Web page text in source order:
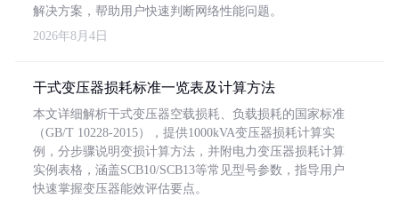
解决方案，帮助用户快速判断网络性能问题。
2026年8月4日
干式变压器损耗标准一览表及计算方法
本文详细解析干式变压器空载损耗、负载损耗的国家标准
（GB/T 10228-2015），提供1000kVA变压器损耗计算实
例，分步骤说明变损计算方法，并附电力变压器损耗计算
实例表格，涵盖SCB10/SCB13等常见型号参数，指导用户
快速掌握变压器能效评估要点。